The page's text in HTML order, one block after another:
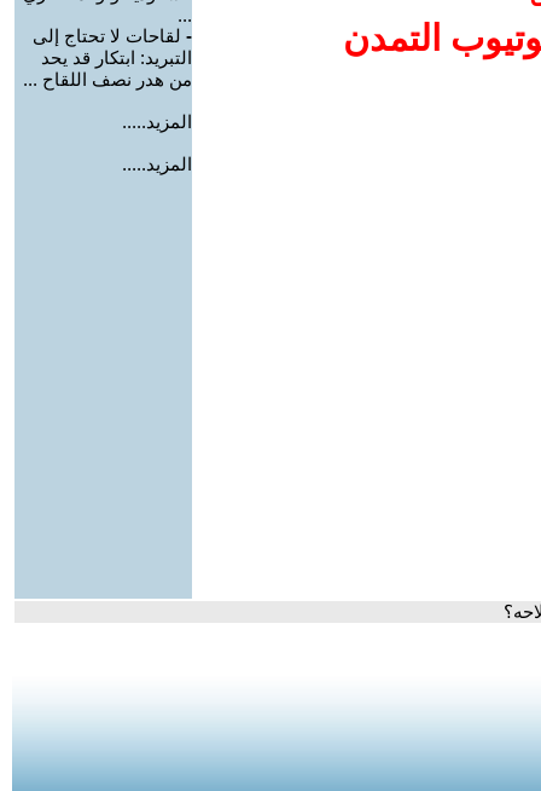
التمدن
...
- لقاحات لا تحتاج إلى
التبريد: ابتكار قد يحد
من هدر نصف اللقاح ...
المزيد.....
المزيد.....